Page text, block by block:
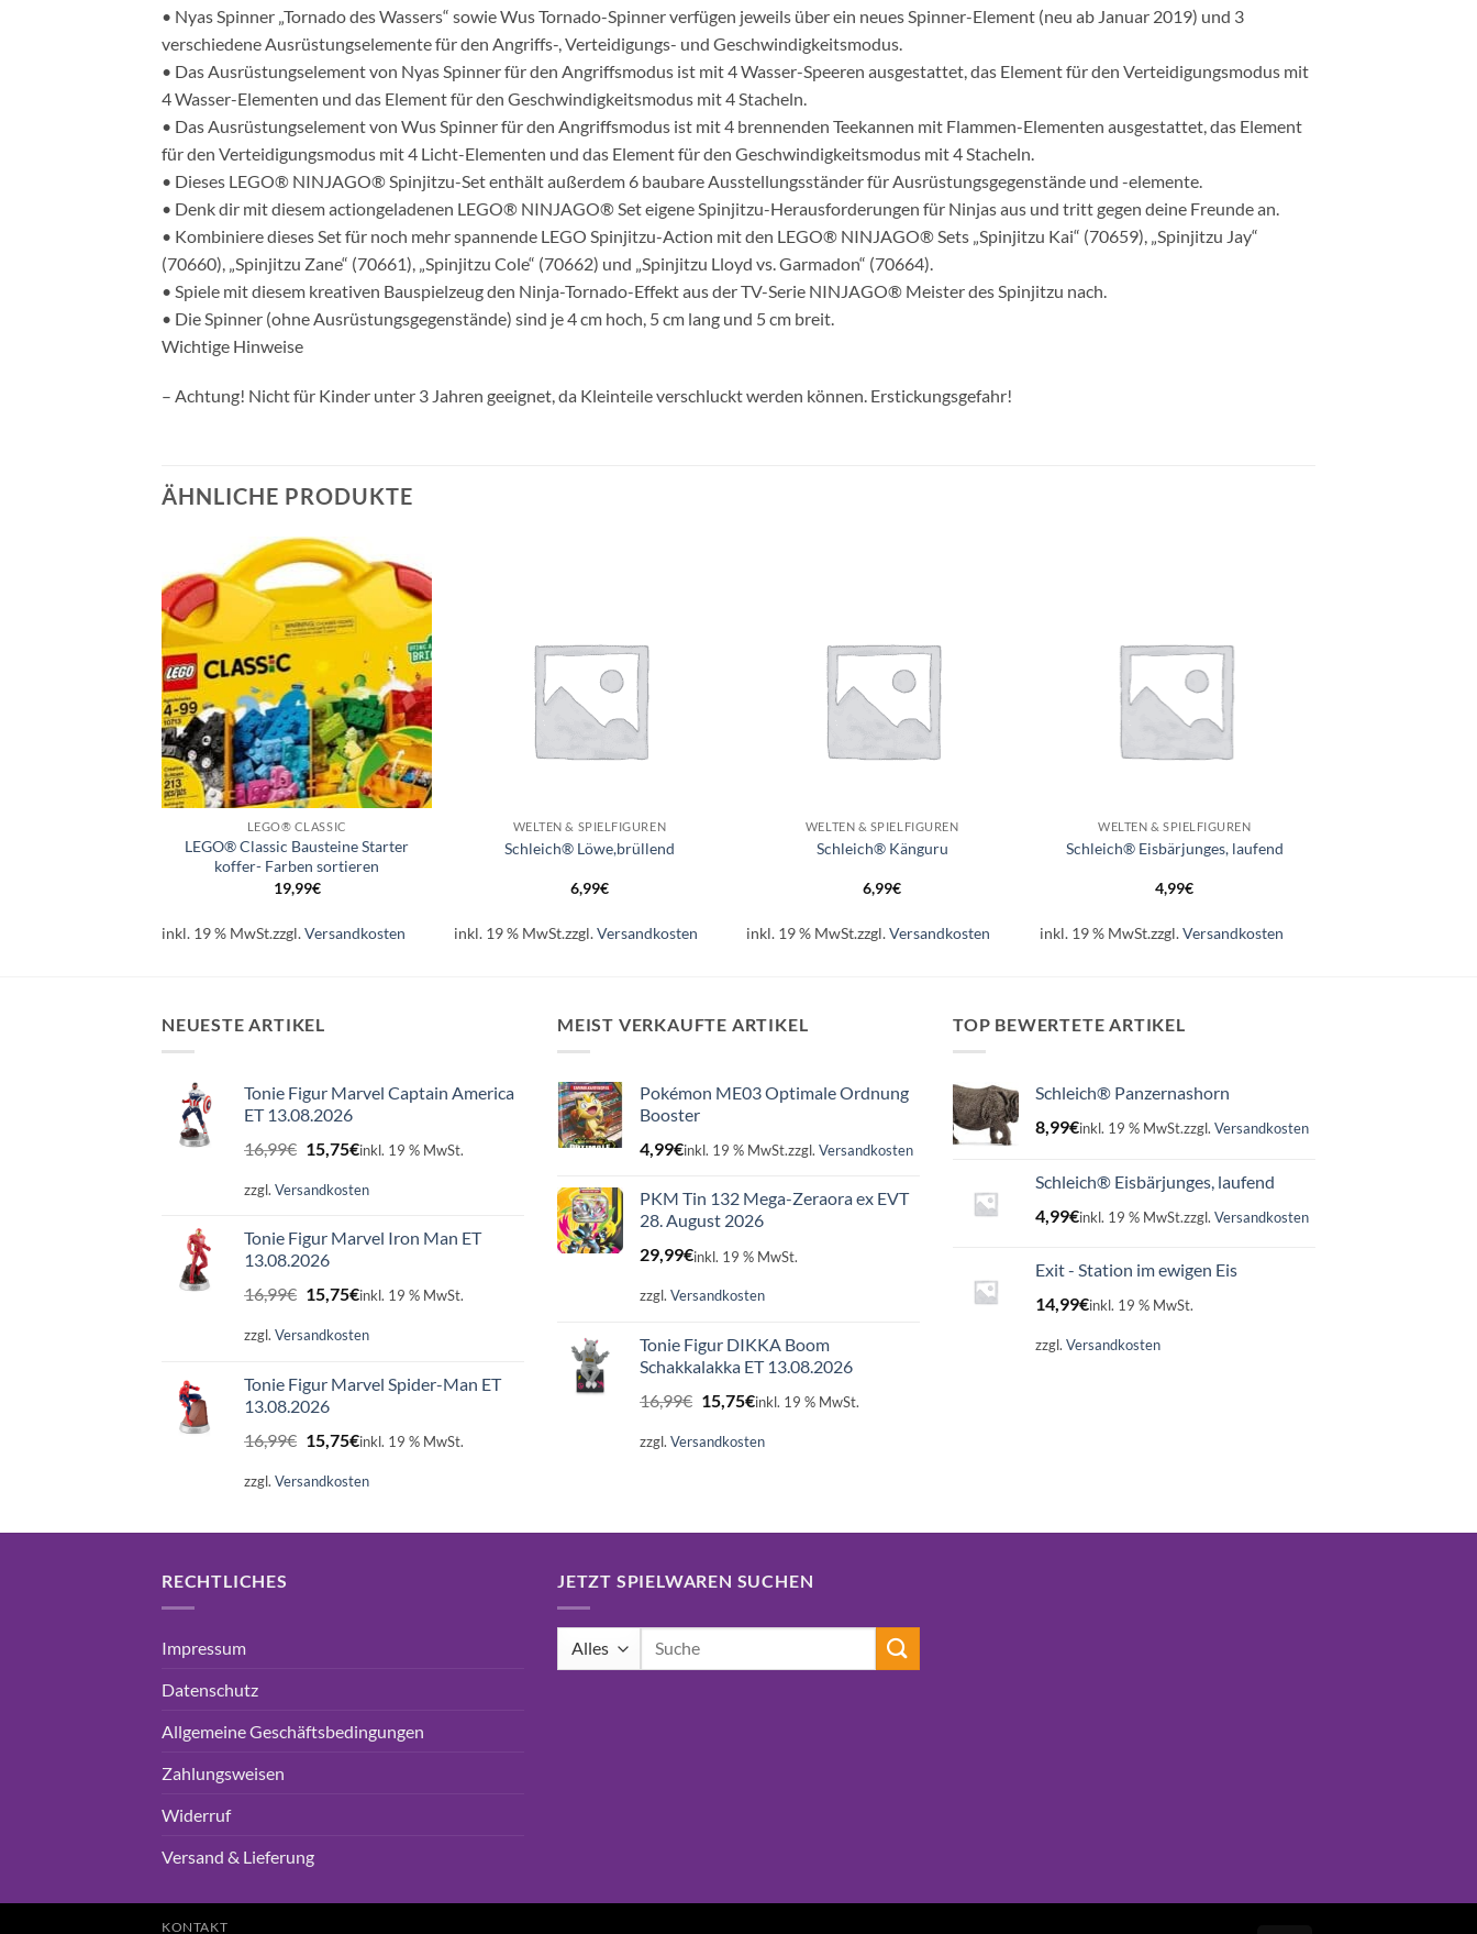
• Nyas Spinner „Tornado des Wassers“ sowie Wus Tornado-Spinner verfügen jeweils über ein neues Spinner-Element (neu ab Januar 2019) und 3
verschiedene Ausrüstungselemente für den Angriffs-, Verteidigungs- und Geschwindigkeitsmodus.
• Das Ausrüstungselement von Nyas Spinner für den Angriffsmodus ist mit 4 Wasser-Speeren ausgestattet, das Element für den Verteidigungsmodus mit
4 Wasser-Elementen und das Element für den Geschwindigkeitsmodus mit 4 Stacheln.
• Das Ausrüstungselement von Wus Spinner für den Angriffsmodus ist mit 4 brennenden Teekannen mit Flammen-Elementen ausgestattet, das Element
für den Verteidigungsmodus mit 4 Licht-Elementen und das Element für den Geschwindigkeitsmodus mit 4 Stacheln.
• Dieses LEGO® NINJAGO® Spinjitzu-Set enthält außerdem 6 baubare Ausstellungsständer für Ausrüstungsgegenstände und -elemente.
• Denk dir mit diesem actiongeladenen LEGO® NINJAGO® Set eigene Spinjitzu-Herausforderungen für Ninjas aus und tritt gegen deine Freunde an.
• Kombiniere dieses Set für noch mehr spannende LEGO Spinjitzu-Action mit den LEGO® NINJAGO® Sets „Spinjitzu Kai“ (70659), „Spinjitzu Jay“
(70660), „Spinjitzu Zane“ (70661), „Spinjitzu Cole“ (70662) und „Spinjitzu Lloyd vs. Garmadon“ (70664).
• Spiele mit diesem kreativen Bauspielzeug den Ninja-Tornado-Effekt aus der TV-Serie NINJAGO® Meister des Spinjitzu nach.
• Die Spinner (ohne Ausrüstungsgegenstände) sind je 4 cm hoch, 5 cm lang und 5 cm breit.
Wichtige Hinweise
– Achtung! Nicht für Kinder unter 3 Jahren geeignet, da Kleinteile verschluckt werden können. Erstickungsgefahr!
ÄHNLICHE PRODUKTE
Auf die
Wunschliste
+
LEGO® CLASSIC
LEGO® Classic Bausteine Starter
koffer- Farben sortieren
19,99€
inkl. 19 % MwSt.zzgl.Versandkosten
WELTEN & SPIELFIGUREN
Schleich® Löwe,brüllend
6,99€
inkl. 19 % MwSt.zzgl.Versandkosten
WELTEN & SPIELFIGUREN
Schleich® Känguru
6,99€
inkl. 19 % MwSt.zzgl.Versandkosten
WELTEN & SPIELFIGUREN
Schleich® Eisbärjunges, laufend
4,99€
inkl. 19 % MwSt.zzgl.Versandkosten
NEUESTE ARTIKEL
Tonie Figur Marvel Captain America
ET 13.08.2026
16,99€ Ursprünglicher
Preis
war:
15,75€Aktueller
ist:
inkl. 19 % MwSt.
zzgl. Versandkosten
Tonie Figur Marvel Iron Man ET
13.08.2026
16,99€ Ursprünglicher
Preis
war:
15,75€Aktueller
ist:
inkl. 19 % MwSt.
zzgl. Versandkosten
Tonie Figur Marvel Spider-Man ET
13.08.2026
16,99€ Ursprünglicher
Preis
war:
15,75€Aktueller
ist:
inkl. 19 % MwSt.
zzgl. Versandkosten
MEIST VERKAUFTE ARTIKEL
Pokémon ME03 Optimale Ordnung
Booster
4,99€inkl. 19 % MwSt.zzgl. Versandkosten
PKM Tin 132 Mega-Zeraora ex EVT
28. August 2026
29,99€inkl. 19 % MwSt.
zzgl. Versandkosten
Tonie Figur DIKKA Boom
Schakkalakka ET 13.08.2026
16,99€ Ursprünglicher
Preis
war:
15,75€Aktueller
ist:
inkl. 19 % MwSt.
zzgl. Versandkosten
TOP BEWERTETE ARTIKEL
Schleich® Panzernashorn
8,99€inkl. 19 % MwSt.zzgl. Versandkosten
Schleich® Eisbärjunges, laufend
4,99€inkl. 19 % MwSt.zzgl. Versandkosten
Exit - Station im ewigen Eis
14,99€inkl. 19 % MwSt.
zzgl. Versandkosten
RECHTLICHES
Impressum
Datenschutz
Allgemeine Geschäftsbedingungen
Zahlungsweisen
Widerruf
Versand & Lieferung
JETZT SPIELWAREN SUCHEN
Suchen
KONTAKT